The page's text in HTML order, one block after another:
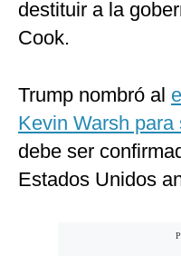
destituir a la
Cook.
Trump nombró al
Kevin Warsh
debe ser
Estados Unidos